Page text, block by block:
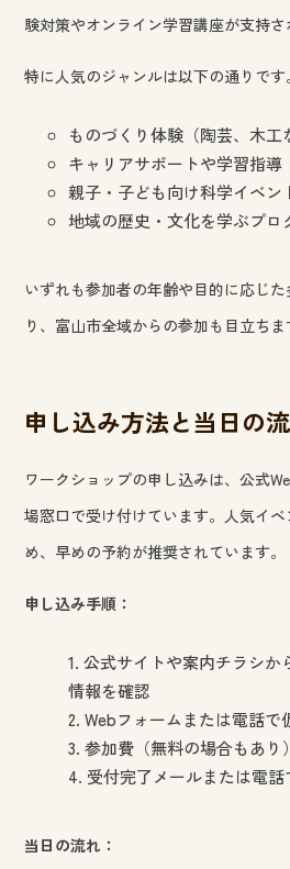
験対策やオンライン学習講座が支持さ
特に人気のジャンルは以下の通りです。
ものづくり体験（陶芸、木工
キャリアサポートや学習指導
親子・子ども向け科学イベン
地域の歴史・文化を学ぶプロ
いずれも参加者の年齢や目的に応じ
り、富山市全域からの参加も目立ちま
申し込み方法と当日の
ワークショップの申し込みは、公式
場窓口で受け付けています。人気イ
め、早めの予約が推奨されています。
申し込み手順：
公式サイトや案内チラシか
情報を確認
Webフォームまたは電話で
参加費（無料の場合もあり
受付完了メールまたは電
当日の流れ：